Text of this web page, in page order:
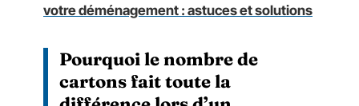
votre déménagement : astuces et solutions
Pourquoi le nombre de
cartons fait toute la